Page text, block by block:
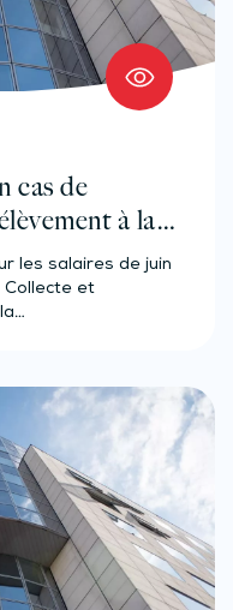
cas de
à la
les salaires de juin
et